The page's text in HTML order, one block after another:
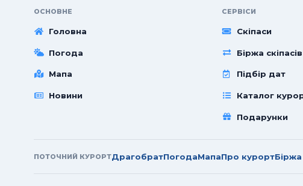
ОСНОВНЕ
Головна
Погода
Мапа
Новини
СЕРВІСИ
Скіпаси
Біржа скіпасів
Підбір дат
Каталог
Подарунки
ПОТОЧНИЙ КУРОРТДрагобратПогодаМапаПро курортБіржа